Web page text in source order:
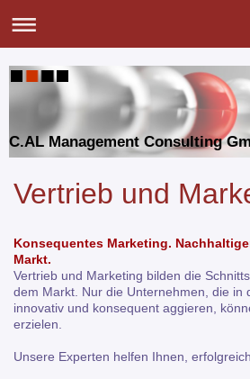
C.AL Management Consulting
Vertrieb und
Konsequentes Marketing.
Markt.
Vertrieb und Marketing bilden die
dem Markt. Nur die Unternehmen, die in
innovativ und konsequent aggieren,
erzielen.
Unsere Experten helfen Ihnen,